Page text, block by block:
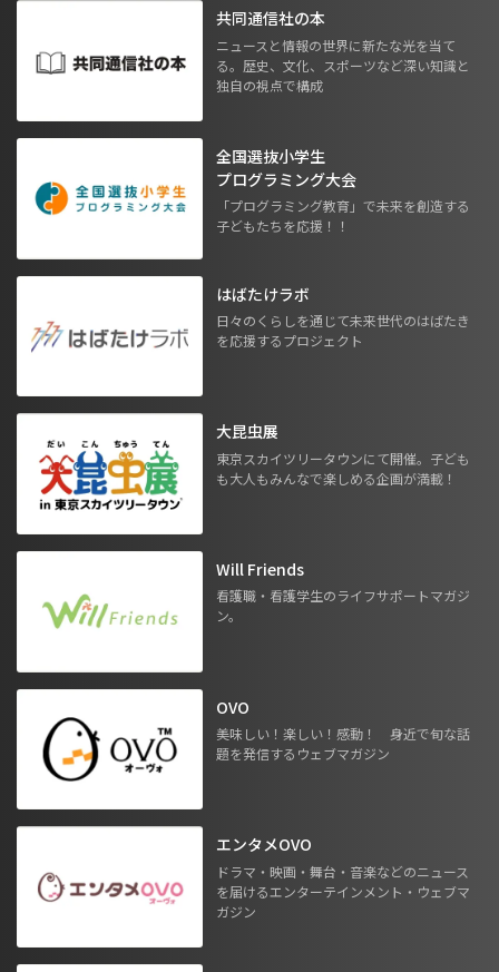
共同通信社の本
ニュースと情報の世界に新たな光を当て
る。歴史、文化、スポーツなど深い知識と
独自の視点で構成
全国選抜小学生
プログラミング大会
「プログラミング教育」で未来を創造する
子どもたちを応援！！
はばたけラボ
日々のくらしを通じて未来世代のはばたき
を応援するプロジェクト
大昆虫展
東京スカイツリータウンにて開催。子ども
も大人もみんなで楽しめる企画が満載！
Will Friends
看護職・看護学生のライフサポートマガジ
ン。
OVO
美味しい！楽しい！感動！ 身近で旬な話
題を発信するウェブマガジン
エンタメOVO
ドラマ・映画・舞台・音楽などのニュース
を届けるエンターテインメント・ウェブマ
ガジン